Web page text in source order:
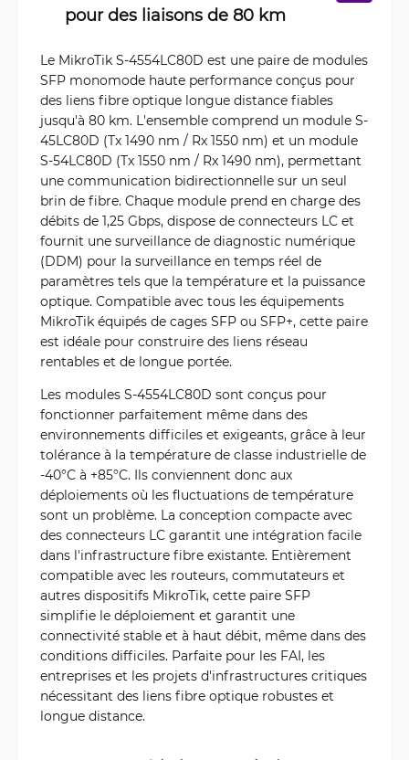
pour des liaisons de 80 km
Le MikroTik S-4554LC80D est une paire de modules
SFP monomode haute performance conçus pour
des liens fibre optique longue distance fiables
jusqu'à 80 km. L'ensemble comprend un module S-
45LC80D (Tx 1490 nm / Rx 1550 nm) et un module
S-54LC80D (Tx 1550 nm / Rx 1490 nm), permettant
une communication bidirectionnelle sur un seul
brin de fibre. Chaque module prend en charge des
débits de 1,25 Gbps, dispose de connecteurs LC et
fournit une surveillance de diagnostic numérique
(DDM) pour la surveillance en temps réel de
paramètres tels que la température et la puissance
optique. Compatible avec tous les équipements
MikroTik équipés de cages SFP ou SFP+, cette paire
est idéale pour construire des liens réseau
rentables et de longue portée.
Les modules S-4554LC80D sont conçus pour
fonctionner parfaitement même dans des
environnements difficiles et exigeants, grâce à leur
tolérance à la température de classe industrielle de
-40°C à +85°C. Ils conviennent donc aux
déploiements où les fluctuations de température
sont un problème. La conception compacte avec
des connecteurs LC garantit une intégration facile
dans l'infrastructure fibre existante. Entièrement
compatible avec les routeurs, commutateurs et
autres dispositifs MikroTik, cette paire SFP
simplifie le déploiement et garantit une
connectivité stable et à haut débit, même dans des
conditions difficiles. Parfaite pour les FAI, les
entreprises et les projets d'infrastructures critiques
nécessitant des liens fibre optique robustes et
longue distance.